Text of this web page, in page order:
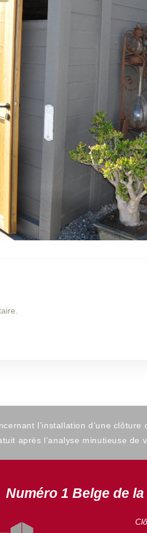
l’installation d’une
après l’analyse minutieuse de
Numéro 1 Belge de